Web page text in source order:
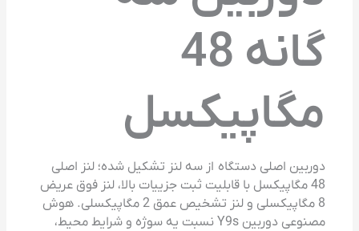
گانه 48
مگاپیکسل
دوربین اصلی دستگاه از سه لنز تشکیل شده؛ لنز اصلی
48 مگاپیکسل با قابلیت ثبت جزییات بالا، لنز فوق عریض
8 مگاپیکسلی و لنز تشخیص عمق 2 مگاپیکسلی. هوش
مصنوعی دوربین Y9s نسبت یه سوژه و شرایط محیط،